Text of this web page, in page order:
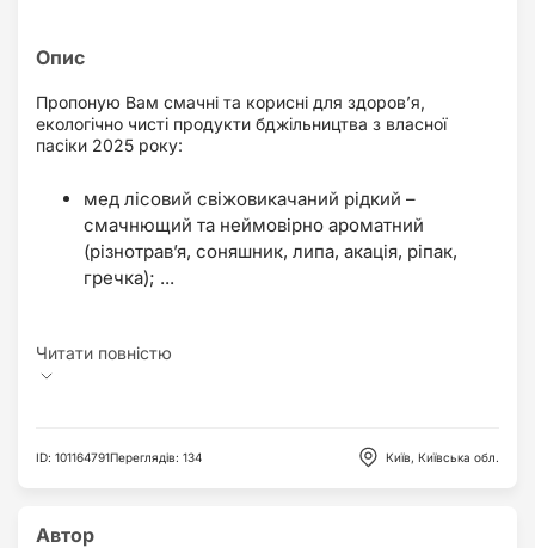
Пропоную Вам смачні та корисні для здоров’я,
екологічно чисті продукти бджільництва з власної
пасіки 2025 року:
мед лісовий свіжовикачаний рідкий –
смачнющий та неймовірно ароматний
(різнотрав’я, соняшник, липа, акація, ріпак,
гречка); ...
ID: 101164791Переглядів: 134 Київ, Київська обл.
Автор